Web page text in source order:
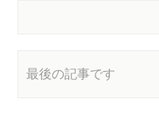
最後の記事です